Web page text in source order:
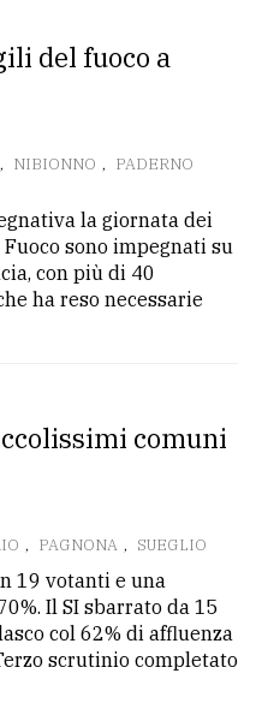
del fuoco a
, NIBIONNO , PADERNO
la giornata dei
sono impegnati su
con più di 40
ha reso necessarie
comuni
, PAGNONA , SUEGLIO
19 votanti e una
Il SI sbarrato da 15
col 62% di affluenza
scrutinio completato